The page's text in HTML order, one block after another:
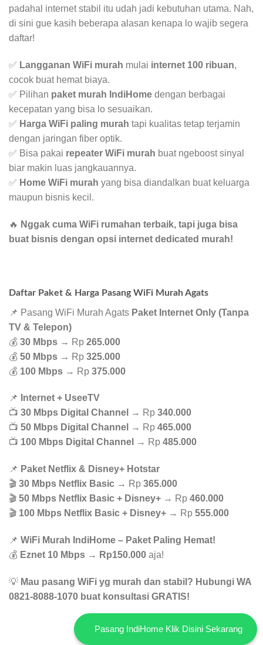
padahal internet stabil itu udah jadi kebutuhan utama. Nah,
di sini gue kasih beberapa alasan kenapa lo wajib segera
daftar!
✅ Langganan WiFi murah mulai internet 100 ribuan,
cocok buat hemat biaya.
✅ Pilihan paket murah IndiHome dengan berbagai
kecepatan yang bisa lo sesuaikan.
✅ Harga WiFi paling murah tapi kualitas tetap terjamin
dengan jaringan fiber optik.
✅ Bisa pakai repeater WiFi murah buat ngeboost sinyal
biar makin luas jangkauannya.
✅ Home WiFi murah yang bisa diandalkan buat keluarga
maupun bisnis kecil.
🔥 Nggak cuma WiFi rumahan terbaik, tapi juga bisa
buat bisnis dengan opsi internet dedicated murah!
Daftar Paket & Harga Pasang WiFi Murah Agats
📌 Pasang WiFi Murah Agats Paket Internet Only (Tanpa
TV & Telepon)
💰 30 Mbps → Rp 265.000
💰 50 Mbps → Rp 325.000
💰 100 Mbps → Rp 375.000
📌
Internet + UseeTV
📺 30 Mbps Digital Channel → Rp 340.000
📺 50 Mbps Digital Channel → Rp 465.000
📺 100 Mbps Digital Channel → Rp 485.000
📌 Paket Netflix & Disney+ Hotstar
🎬 30 Mbps Netflix Basic → Rp 365.000
🎬 50 Mbps Netflix Basic + Disney+ → Rp 460.000
🎬 100 Mbps Netflix Basic + Disney+ → Rp 555.000
📌 WiFi Murah IndiHome – Paket Paling Hemat!
💰 Eznet 10 Mbps → Rp150.000 aja!
💡 Mau pasang WiFi yg murah dan stabil? Hubungi WA
0821-8088-1070 buat konsultasi GRATIS!
Pasang IndiHome Klik Disini Sekarang